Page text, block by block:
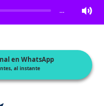
…
en WhatsApp
al instante